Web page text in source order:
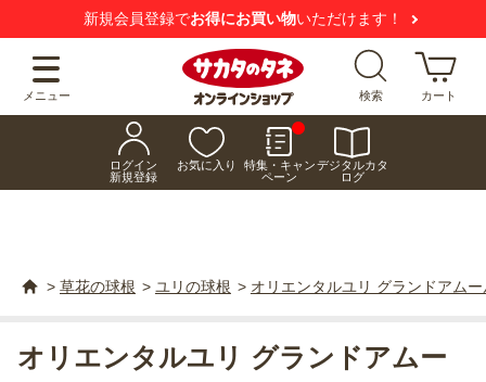
新規会員登録でお得にお買い物いただけます！
メニュー 検索 カート
ログイン
新規登録
お気に入り
特集・キャン
ペーン
デジタルカタ
ログ
> 草花の球根 > ユリの球根 > オリエンタルユリ グランドアムー
オリエンタルユリ グランドアムー